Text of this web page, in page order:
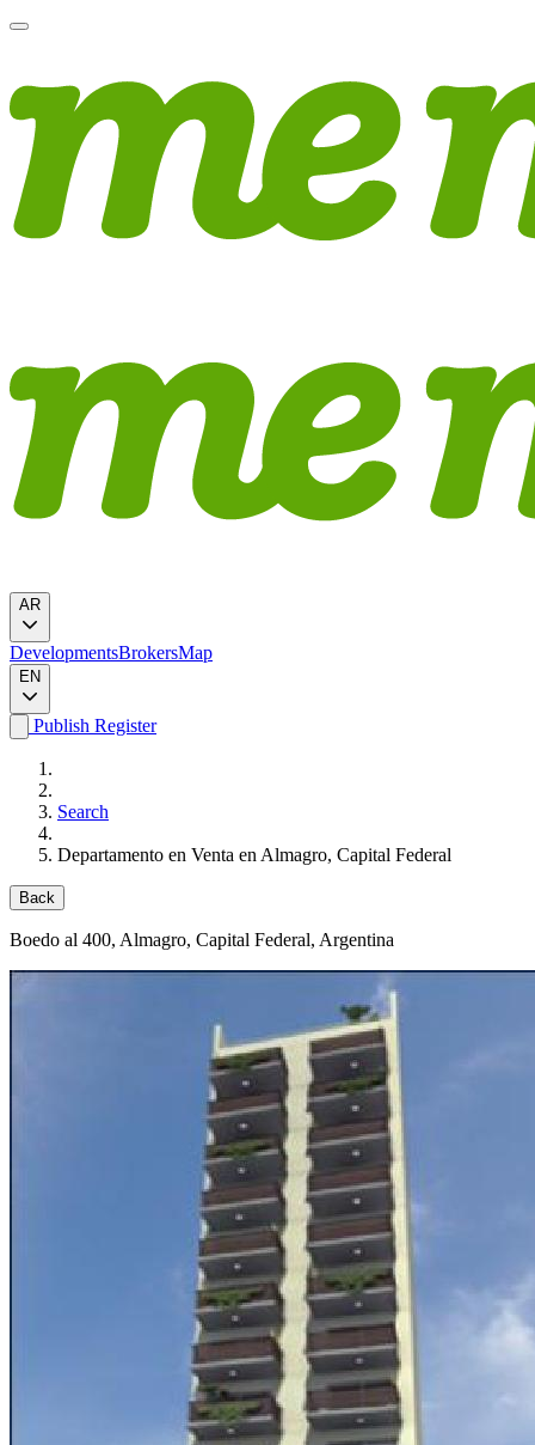
AR
DevelopmentsBrokersMap
EN
Publish Register
Search
Departamento en Venta en Almagro, Capital Federal
Back
Boedo al 400, Almagro, Capital Federal, Argentina